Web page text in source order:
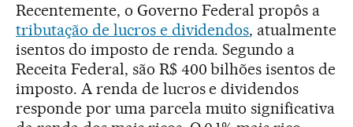
Recentemente, o Governo Federal propôs a
tributação de lucros e dividendos, atualmente
isentos do imposto de renda. Segundo a
Receita Federal, são R$ 400 bilhões isentos de
imposto. A renda de lucros e dividendos
responde por uma parcela muito significativa